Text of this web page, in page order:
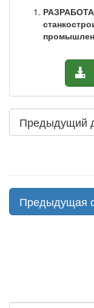
Предыдущий
Предыдущая